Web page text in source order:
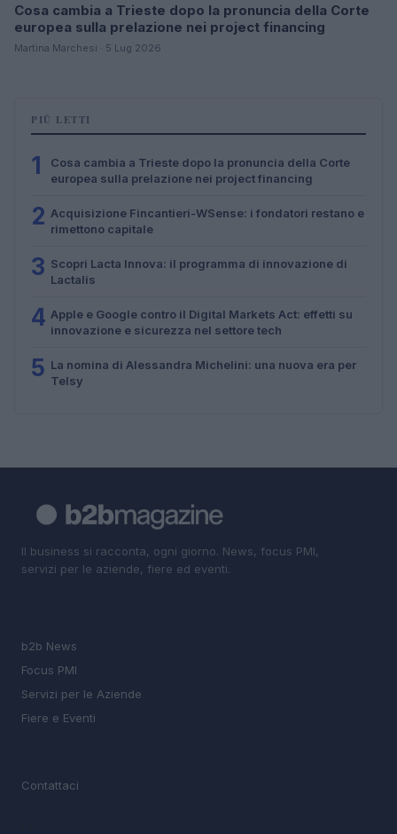
Cosa cambia a Trieste dopo la pronuncia della Corte
europea sulla prelazione nei project financing
Martina Marchesi · 5 Lug 2026
PIÙ LETTI
1
Cosa cambia a Trieste dopo la pronuncia della Corte
europea sulla prelazione nei project financing
2 Acquisizione Fincantieri-WSense: i fondatori restano e
rimettono capitale
3 Scopri Lacta Innova: il programma di innovazione di
Lactalis
4 Apple e Google contro il Digital Markets Act: effetti su
innovazione e sicurezza nel settore tech
5 La nomina di Alessandra Michelini: una nuova era per
Telsy
Il business si racconta, ogni giorno. News, focus PMI,
servizi per le aziende, fiere ed eventi.
b2b News
Focus PMI
Servizi per le Aziende
Fiere e Eventi
Contattaci